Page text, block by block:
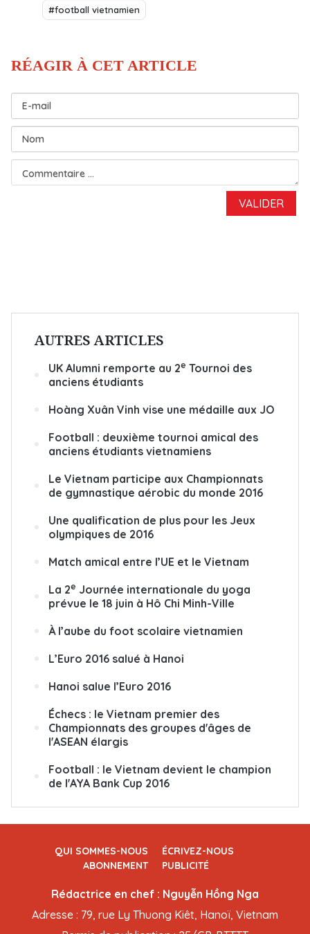
#football vietnamien
AUTRES ARTICLES
UK Alumni remporte au 2e Tournoi des
anciens étudiants
Hoàng Xuân Vinh vise une médaille aux JO
Football : deuxième tournoi amical des
anciens étudiants vietnamiens
Le Vietnam participe aux Championnats
de gymnastique aérobic du monde 2016
Une qualification de plus pour les Jeux
olympiques de 2016
Match amical entre l’UE et le Vietnam
La 2e Journée internationale du yoga
prévue le 18 juin à Hô Chi Minh-Ville
À l’aube du foot scolaire vietnamien
L’Euro 2016 salué à Hanoi
Hanoi salue l’Euro 2016
Échecs : le Vietnam premier des
Championnats des groupes d'âges de
l'ASEAN élargis
Football : le Vietnam devient le champion
de l'AYA Bank Cup 2016
QUI SOMMES-NOUS
ÉCRIVEZ-NOUS
ABONNEMENT
PUBLICITÉ
Rédactrice en chef : Nguyễn Hồng Nga
Adresse : 79, rue Ly Thuong Kiêt, Hanoï, Vietnam